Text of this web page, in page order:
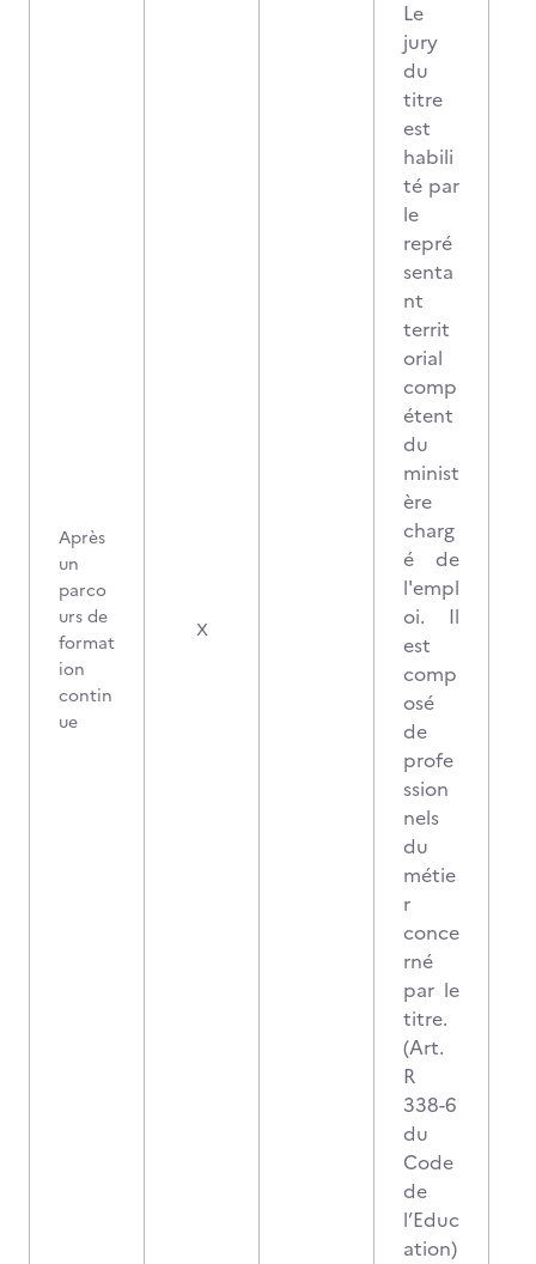
Après
un
parco
urs de
format
ion
contin
ue
X
Le
jury
du
titre
est
habili
té par
le
repré
senta
nt
territ
orial
comp
étent
du
minist
ère
charg
é de
l'empl
oi. Il
est
comp
osé
de
profe
ssion
nels
du
métie
r
conce
rné
par le
titre.
(Art.
R
338-6
du
Code
de
l’Educ
ation)